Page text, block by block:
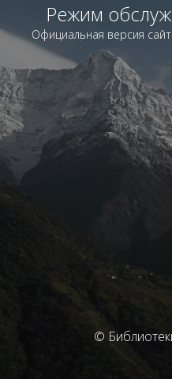
Режим
Официальная версия
©